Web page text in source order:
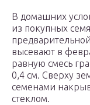
В домашних
из покупных
высевают в
равную смесь
0,4 см. Сверху
семенами
стеклом.